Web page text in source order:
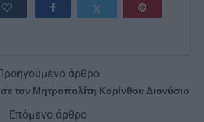
άρθρο
τον Μητροπολίτη Κορίνθου Διονύσιο
Επόμενο άρθρο